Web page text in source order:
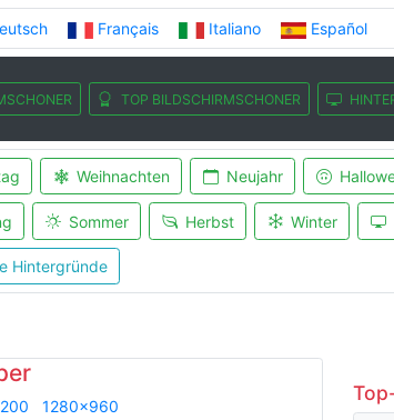
Français Italiano Español
TOP BILDSCHIRMSCHONER
Weihnachten Neujahr
Sommer Herbst Winter
Hintergründe
1280x960